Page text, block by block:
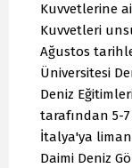
Kuvvetlerine
Kuvvetleri
Ağustos
Üniversitesi
Deniz
tarafından 5-
İtalya'ya liman
Daimi Deniz